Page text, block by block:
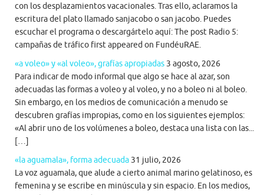
con los desplazamientos vacacionales. Tras ello, aclaramos la
escritura del plato llamado sanjacobo o san jacobo. Puedes
escuchar el programa o descargártelo aquí: The post Radio 5:
campañas de tráfico first appeared on FundéuRAE.
«a voleo» y «al voleo», grafías apropiadas 3 agosto, 2026
Para indicar de modo informal que algo se hace al azar, son
adecuadas las formas a voleo y al voleo, y no a boleo ni al boleo.
Sin embargo, en los medios de comunicación a menudo se
descubren grafías impropias, como en los siguientes ejemplos:
«Al abrir uno de los volúmenes a boleo, destaca una lista con las...
[…]
«la aguamala», forma adecuada 31 julio, 2026
La voz aguamala, que alude a cierto animal marino gelatinoso, es
femenina y se escribe en minúscula y sin espacio. En los medios,